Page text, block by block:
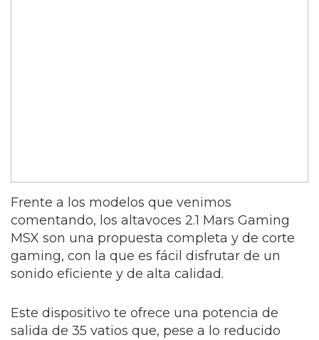
Frente a los modelos que venimos
comentando, los altavoces 2.1 Mars Gaming
MSX son una propuesta completa y de corte
gaming, con la que es fácil disfrutar de un
sonido eficiente y de alta calidad.
Este dispositivo te ofrece una potencia de
salida de 35 vatios que, pese a lo reducido